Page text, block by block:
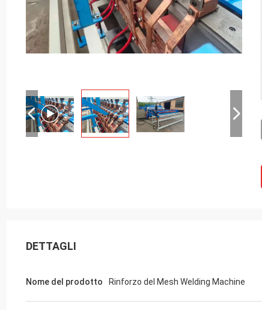
DETTAGLI
Nome del prodotto Rinforzo del Mesh Welding Machine